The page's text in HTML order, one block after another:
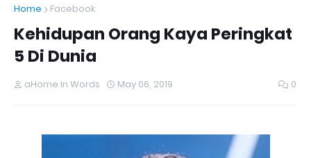
Home Facebook
Kehidupan Orang Kaya Peringkat
5 Di Dunia
aHome In Words May 06, 2019 0